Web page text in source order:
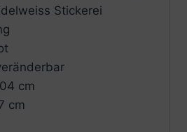
Stickerei
cm
cm